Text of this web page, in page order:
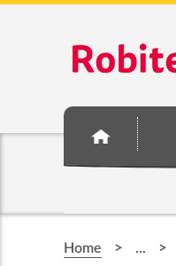
Home > ... >